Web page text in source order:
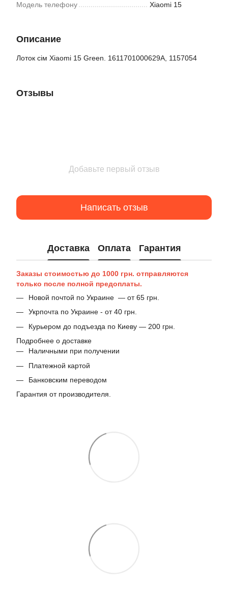
Модель телефону Xiaomi 15
Описание
Лоток сім Xiaomi 15 Green. 1611701000629A, 1157054
Отзывы
Добавьте первый отзыв
Написать отзыв
Доставка Оплата Гарантия
Заказы стоимостью до 1000 грн. отправляются
только после полной предоплаты.
Новой почтой по Украине — от 65 грн.
Укрпочта по Украине - от 40 грн.
Курьером до подъезда по Киеву — 200 грн.
Подробнее о доставке
Наличными при получении
Платежной картой
Банковским переводом
Гарантия от производителя.